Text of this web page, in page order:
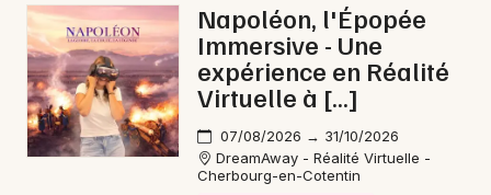
Mon email
Je m'abonne
Napoléon, l'Épopée
Immersive - Une
expérience en Réalité
Virtuelle à […]
07/08/2026 → 31/10/2026
DreamAway - Réalité Virtuelle -
Cherbourg-en-Cotentin